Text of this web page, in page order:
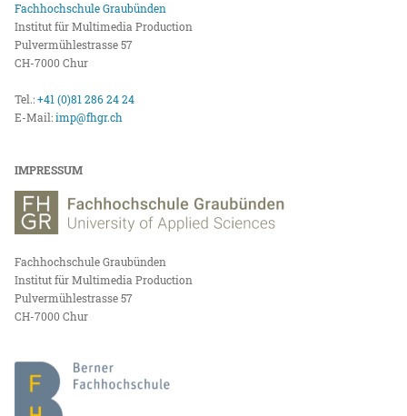
Fachhochschule Graubünden
Institut für Multimedia Production
Pulvermühlestrasse 57
CH-7000 Chur
Tel.:+41 (0)81 286 24 24
E-Mail:imp@fhgr.ch
IMPRESSUM
Fachhochschule Graubünden
Institut für Multimedia Production
Pulvermühlestrasse 57
CH-7000 Chur